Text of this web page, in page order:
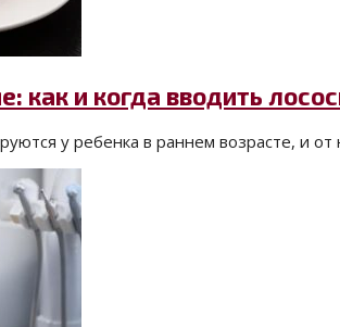
как и когда вводить
у ребенка в раннем возрасте, и от